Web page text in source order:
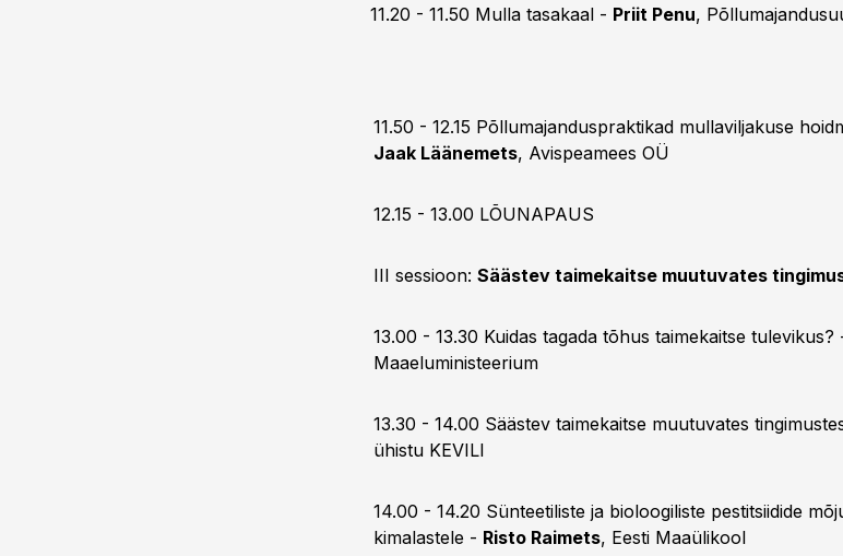
11.20 - 11.50 Mulla tasakaal - Priit Penu,
11.50 - 12.15 Põllumajanduspraktikad mullaviljakuse
Jaak Läänemets, Avispeamees OÜ
12.15 - 13.00 LÕUNAPAUS
III sessioon: Säästev taimekaitse muutuvates
13.00 - 13.30 Kuidas tagada tõhus taimekaitse tulevikus?
Maaeluministeerium
13.30 - 14.00 Säästev taimekaitse muutuvates
ühistu KEVILI
14.00 - 14.20 Sünteetiliste ja bioloogiliste pestitsiidide
kimalastele - Risto Raimets, Eesti Maaülikool